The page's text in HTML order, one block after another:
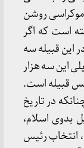
روشن
است که اگر
این قبیله سه
این سه هزار
قبیله است.
در تاریخ
بدوی اسلام،
انتخاب رئیس